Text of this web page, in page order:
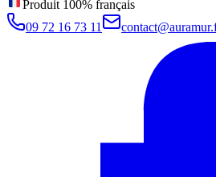
Produit 100% français
09 72 16 73 11